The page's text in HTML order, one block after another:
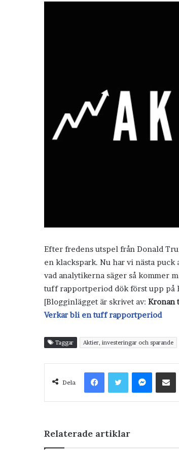
Efter fredens utspel från Donald
en klackspark. Nu har vi nästa
vad analytikerna säger så kommer
tuff rapportperiod dök först upp på
[Blogginlägget är skrivet av: Kronan
Verkar bli en tuff rapportperiod
Taggar Aktier, investeringar och sparande
Dela
FacebookTwitter
Relaterade artiklar